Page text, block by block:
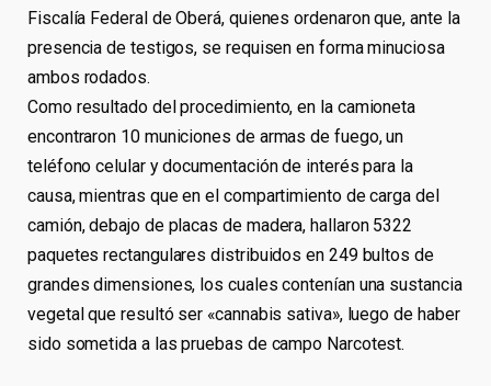
Fiscalía Federal de Oberá, quienes ordenaron que, ante la
presencia de testigos, se requisen en forma minuciosa
ambos rodados.
Como resultado del procedimiento, en la camioneta
encontraron 10 municiones de armas de fuego, un
teléfono celular y documentación de interés para la
causa, mientras que en el compartimiento de carga del
camión, debajo de placas de madera, hallaron 5322
paquetes rectangulares distribuidos en 249 bultos de
grandes dimensiones, los cuales contenían una sustancia
vegetal que resultó ser «cannabis sativa», luego de haber
sido sometida a las pruebas de campo Narcotest.